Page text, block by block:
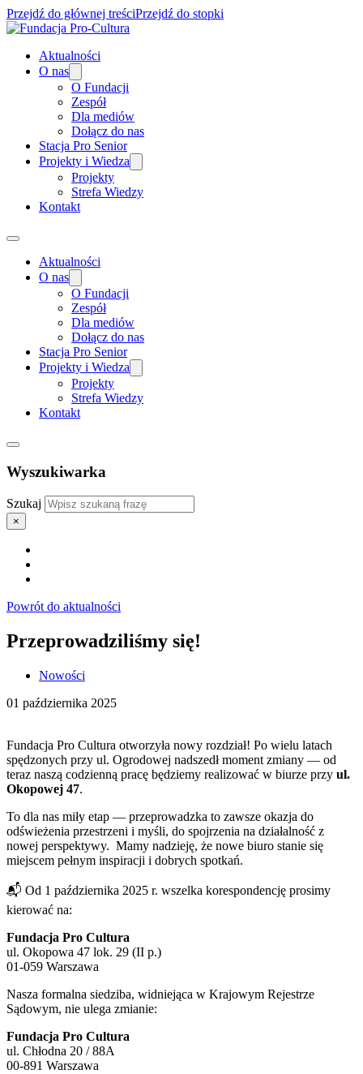
Przejdź do głównej treściPrzejdź do stopki
Aktualności
O nas
O Fundacji
Zespół
Dla mediów
Dołącz do nas
Stacja Pro Senior
Projekty i Wiedza
Projekty
Strefa Wiedzy
Kontakt
Aktualności
O nas
O Fundacji
Zespół
Dla mediów
Dołącz do nas
Stacja Pro Senior
Projekty i Wiedza
Projekty
Strefa Wiedzy
Kontakt
Wyszukiwarka
Szukaj
×
Powrót do aktualności
Przeprowadziliśmy się!
Nowości
01 października 2025
Fundacja Pro Cultura otworzyła nowy rozdział! Po wielu latach
spędzonych przy ul. Ogrodowej nadszedł moment zmiany — od
teraz naszą codzienną pracę będziemy realizować w biurze przy ul.
Okopowej 47.
To dla nas miły etap — przeprowadzka to zawsze okazja do
odświeżenia przestrzeni i myśli, do spojrzenia na działalność z
nowej perspektywy. Mamy nadzieję, że nowe biuro stanie się
miejscem pełnym inspiracji i dobrych spotkań.
📬 Od 1 października 2025 r. wszelka korespondencję prosimy
kierować na:
Fundacja Pro Cultura
ul. Okopowa 47 lok. 29 (II p.)
01-059 Warszawa
Nasza formalna siedziba, widniejąca w Krajowym Rejestrze
Sądowym, nie ulega zmianie:
Fundacja Pro Cultura
ul. Chłodna 20 / 88A
00-891 Warszawa